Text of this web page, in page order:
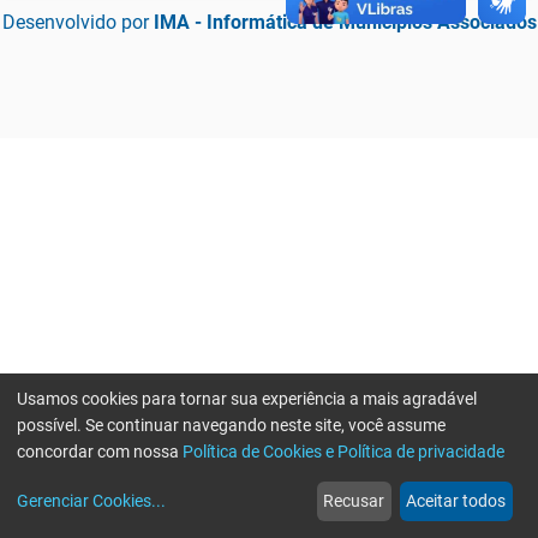
Desenvolvido por IMA - Informática de Municípios Associados
web
Notícias
more_horiz
Mais
Usamos cookies para tornar sua experiência a mais agradável
possível. Se continuar navegando neste site, você assume
concordar com nossa Política de Cookies e Política de privacidade
Gerenciar Cookies... Recusar Aceitar todos
Erro ao enviar informações, por favor tente novamente